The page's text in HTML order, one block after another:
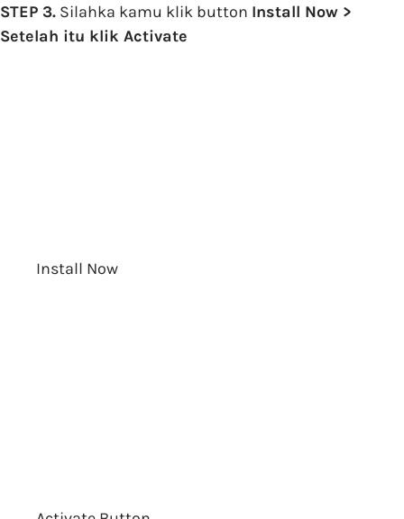
STEP 3. Silahka kamu klik button Install Now >
Setelah itu klik Activate
Install Now